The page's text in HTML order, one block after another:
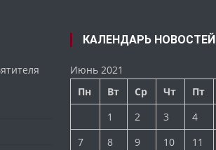
КАЛЕНДАРЬ НОВОСТЕЙ
Июнь 2021
Пн
Вт Ср Чт Пт
1
2 3 4
7
8 9 10 11